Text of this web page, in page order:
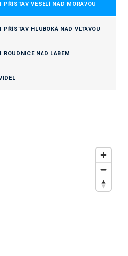
PŘÍSTAV VESELÍ NAD MORAVOU
PŘÍSTAV HLUBOKÁ NAD VLTAVOU
ROUDNICE NAD LABEM